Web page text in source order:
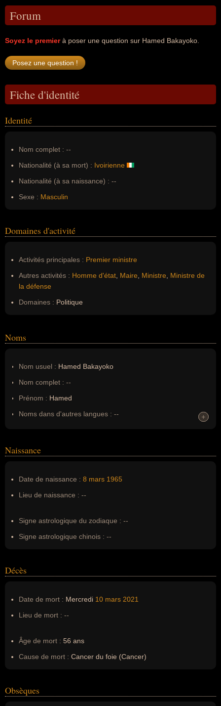
Forum
Soyez le premierà poser une question sur Hamed Bakayoko.
Fiche d'identité
Identité
Nom complet : --
Nationalité (à sa mort) : Ivoirienne
Nationalité (à sa naissance) : --
Sexe : Masculin
Domaines d'activité
Activités principales : Premier ministre
Autres activités : Homme d'état Maire Ministre
Ministre de
la défense
Domaines : Politique
Noms
Nom usuel : Hamed Bakayoko
Nom complet : --
Prénom : Hamed
Noms dans d'autres langues : --
Nom de famille :Bakayoko
+
+
Naissance
Date de naissance : 8 mars 1965
Lieu de naissance : --
Signe astrologique du zodiaque : --
Signe astrologique chinois : --
Décès
Date de mort : Mercredi 10 mars 2021
Lieu de mort : --
Âge de mort : 56 ans
Cause de mort : Cancer du foie (Cancer)
Obsèques